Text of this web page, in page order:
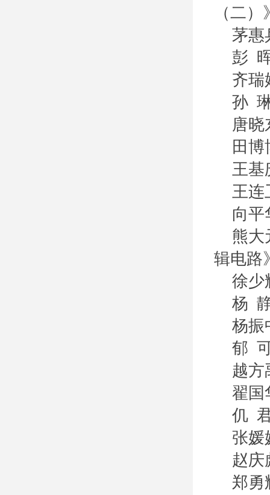
（二
茅惠
彭
齐瑞
孙
唐晓
田
王基
王连
向平
熊大
辑电路
徐少
杨
杨振
郁
越方
翟国
仉
张媛
赵庆
郑勇